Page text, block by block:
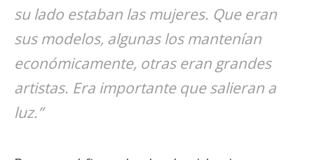
su lado estaban las mujeres. Que eran
sus modelos, algunas los mantenían
económicamente, otras eran grandes
artistas. Era importante que salieran a
luz.”